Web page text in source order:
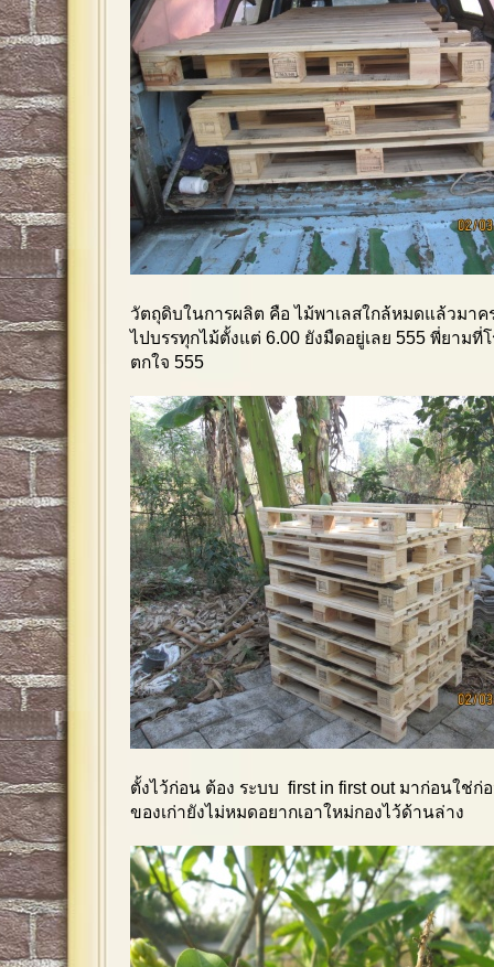
วัตถุดิบในการผลิต คือ ไม้พาเลสใกล้หมดแล้วมาค
ไปบรรทุกไม้ตั้งแต่ 6.00 ยังมืดอยู่เลย 555 พี่ยามที่
ตกใจ 555
ตั้งไว้ก่อน ต้อง ระบบ first in first out มาก่อนใช่ก่
ของเก่ายังไม่หมดอยากเอาใหม่กองไว้ด้านล่าง